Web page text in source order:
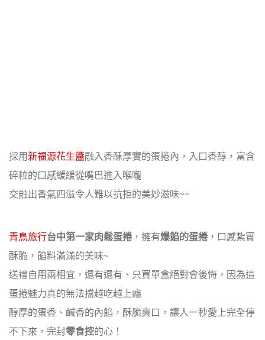
採用新福源花生醬融入香酥厚實的蛋捲內，入口香醇，富含
碎粒的口感緩緩從嘴巴進入喉嚨
交融出香氣四溢令人難以抗拒的美妙滋味~~
青鳥旅行台中第一家肉鬆蛋捲 ，擁有爆餡的蛋捲 ，口感紮實
酥脆，餡料滿滿的美味~
送禮自用兩相宜，還有還有、只買單盒絕對會後悔，因為這
蛋捲魅力真的無法擋越吃越上癮
醇厚的蛋香、鹹香的內餡，酥脆爽口，讓人一秒愛上完全停
不下來，完封零食控的心！